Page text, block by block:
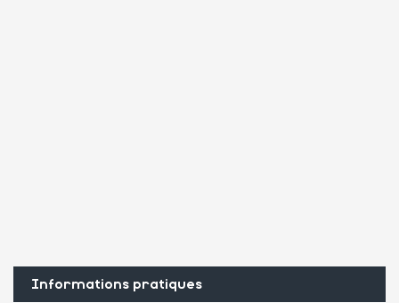
Informations pratiques